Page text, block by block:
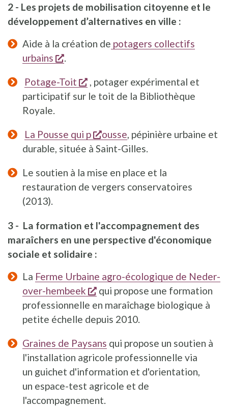
2 - Les projets de mobilisation citoyenne et le
développement d’alternatives en ville :
Aide à la création de potagers collectifs
urbains
s'ouvre dans une nouvelle fenêtre
.
Potage-Toit s'ouvre dans une nouvelle
, potager expérimental et
participatif sur le toit de la Bibliothèque
Royale.
La Pousse qui p s'ouvre dans une nouvelle
ousse, pépinière urbaine et
durable, située à Saint-Gilles.
Le soutien à la mise en place et la
restauration de vergers conservatoires
(2013).
3 - La formation et l'accompagnement des
maraîchers en une perspective d'économique
sociale et solidaire :
La Ferme Urbaine agro-écologique de Neder-
over-hembeek
s'ouvre dans une nouvelle
qui propose une formation
professionnelle en maraîchage biologique à
petite échelle depuis 2010.
Graines de Paysans qui propose un soutien à
l'installation agricole professionnelle via
un guichet d'information et d'orientation,
un espace-test agricole et de
l'accompagnement.